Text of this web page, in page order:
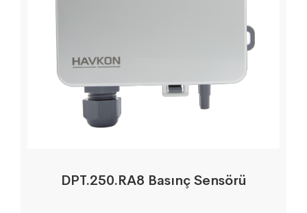
DPT.250.RA8 Basınç Sensörü